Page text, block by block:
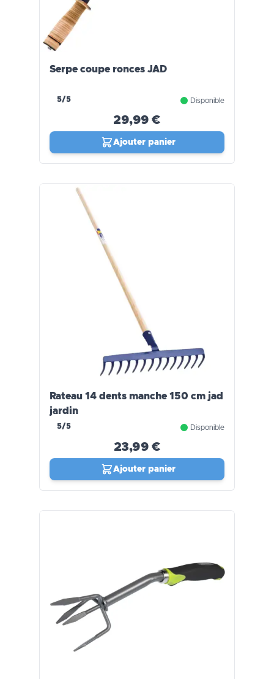
Serpe coupe ronces JAD
5/5 Disponible
29,99 €
Ajouter panier
Rateau 14 dents manche 150 cm jad
jardin
5/5 Disponible
23,99 €
Ajouter panier